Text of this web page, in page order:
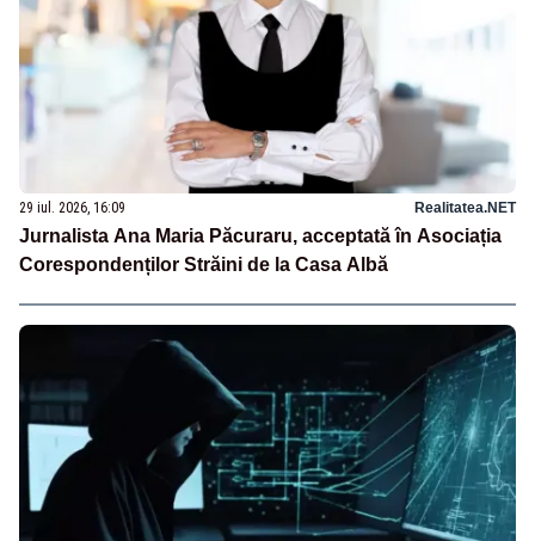
29 iul. 2026, 16:09 Realitatea.NET
Jurnalista Ana Maria Păcuraru, acceptată în Asociația
Corespondenților Străini de la Casa Albă